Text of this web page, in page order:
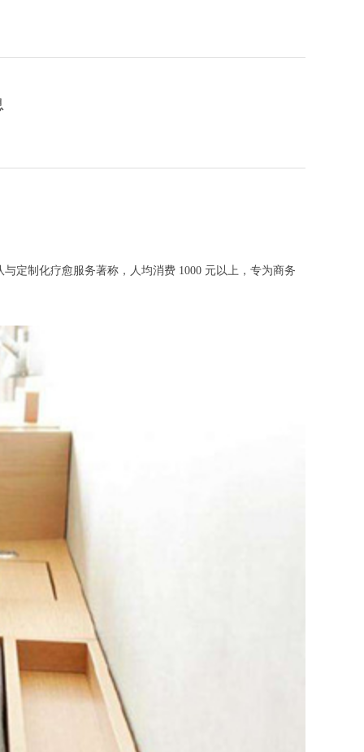
制化疗愈服务著称，人均消费 1000 元以上，专为商务